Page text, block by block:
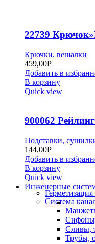
22739
Крючки, вешалки
459,00Р
Добавить в
В корзину
Quick view
900062
Подставки,
144,00Р
Добавить в
В корзину
Quick view
Инженерные
Система
Сливы,
Трубы,